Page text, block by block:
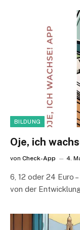
BILDUNG
Oje, ich
von Check-App 4.
6, 12 oder 24 Euro
von der